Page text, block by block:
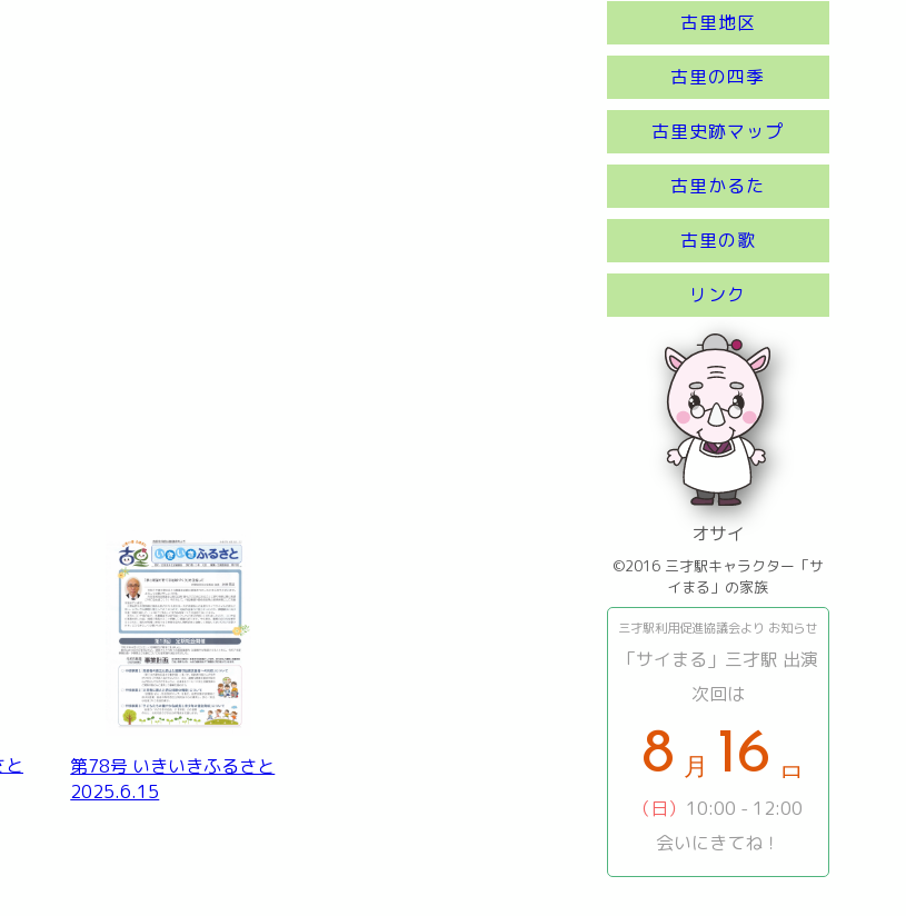
第78号 いきいきふるさと
2025.6.15
古里地区
古里の四季
古里史跡マップ
古里かるた
古里の歌
リンク
オサイ
©2016 三才駅キャラクター「サ
イまる」の家族
三才駅利用促進協議会より お知らせ
「サイまる」三才駅 出演
次回は
8 16 日
（日） 10:00 - 12:00
会いにきてね！